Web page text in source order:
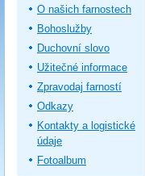
O našich farnostech
Bohoslužby
Duchovní slovo
Užitečné informace
Zpravodaj farností
Odkazy
Kontakty a logistické
údaje
Fotoalbum